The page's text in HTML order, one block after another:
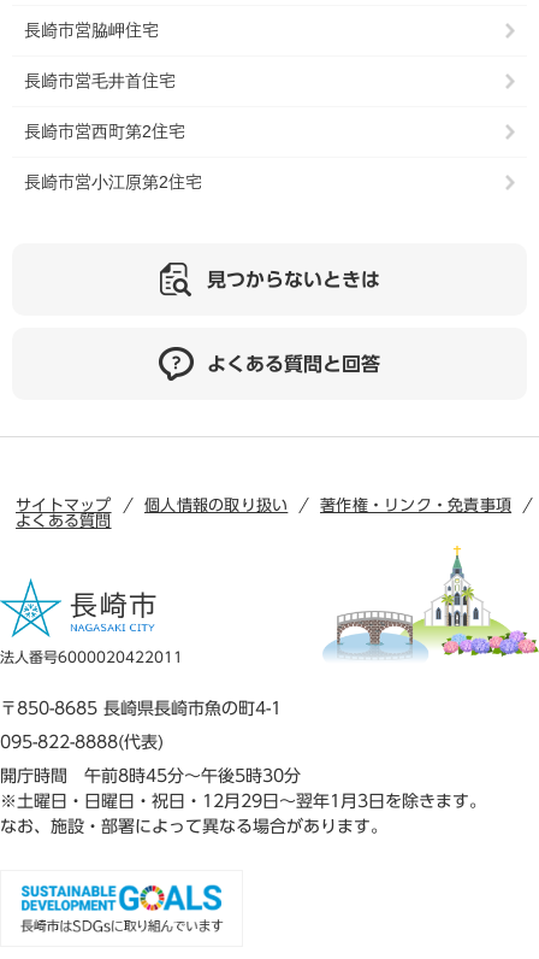
長崎市営脇岬住宅
長崎市営毛井首住宅
長崎市営西町第2住宅
長崎市営小江原第2住宅
見つからないときは
よくある質問と回答
サイトマップ 個人情報の取り扱い
著作権・リンク・免責事項
よくある質問
法人番号6000020422011
〒850-8685 長崎県長崎市魚の町4-1
095-822-8888(代表)
開庁時間 午前8時45分～午後5時30分
※土曜日・日曜日・祝日・12月29日～翌年1月3日を除きます。
なお、施設・部署によって異なる場合があります。